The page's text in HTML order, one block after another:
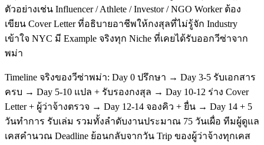
ตัวอย่างเช่น Influencer / Athlete / Investor / NGO Worker ต้อง
เขียน Cover Letter ที่อธิบายอาชีพให้กงสุลที่ไม่รู้จัก Industry
เข้าใจ NYC มี Example จริงทุก Niche ที่เคยได้รับออกวีซ่าจาก
พม่า
Timeline จริงของวีซ่าพม่า: Day 0 ปรึกษา → Day 3-5 รับเอกสาร
ครบ → Day 5-10 แปล + รับรองกงสุล → Day 10-12 ร่าง Cover
Letter + ผู้ว่าจ้างตรวจ → Day 12-14 จองคิว + ยื่น → Day 14 + 5
วันทำการ รับเล่ม รวมทั้งลำดับงานประมาณ 75 วันเผื่อ ทีมผู้ดูแล
เคสคำนวณ Deadline ย้อนกลับจากวัน Trip ของผู้ว่าจ้างทุกเคส